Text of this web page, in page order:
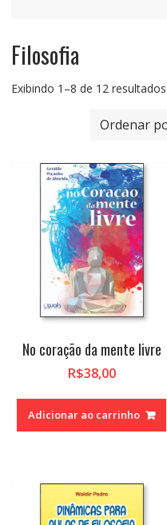
Filosofia
Exibindo 1–8 de 12 resultados
No coração da mente livre
R$38,00
Adicionar ao carrinho